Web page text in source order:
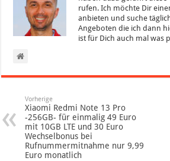
rufen. Ich möchte Dir
anbieten und suche
Angeboten die ich dann
ist für Dich auch mal was
Vorherige
Xiaomi Redmi Note 13 Pro
-256GB- für einmalig 49 Euro
mit 10GB LTE und 30 Euro
Wechselbonus bei
Rufnummermitnahme nur 9,99
Euro monatlich